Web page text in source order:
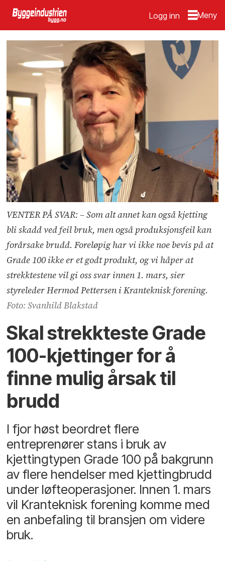
Logg inn
VENTER PÅ SVAR: – Som alt annet kan også kjetting
bli skadd ved feil bruk, men også produksjonsfeil kan
forårsake brudd. Foreløpig har vi ikke noe bevis på at
Grade 100 ikke er et godt produkt, og vi håper at
strekktestene vil gi oss svar innen 1. mars, sier
styreleder Hermod Pettersen i Kranteknisk forening.
Foto: Svanhild Blakstad
Skal strekkteste Grade
100-kjettinger for å
finne mulig årsak til
brudd
I fjor høst beordret flere
entreprenører stans i bruk av
kjettingtypen Grade 100 på bakgrunn
av flere hendelser med kjettingbrudd
under løfteoperasjoner. Innen 1. mars
vil Kranteknisk forening komme med
en anbefaling til bransjen om videre
bruk.